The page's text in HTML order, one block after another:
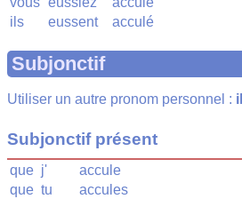
ils
eussent acculé
Subjonctif
Utiliser un autre pronom personnel : il
Subjonctif présent
que j'
accule
que tu
accules